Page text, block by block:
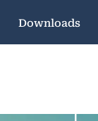
Downloads